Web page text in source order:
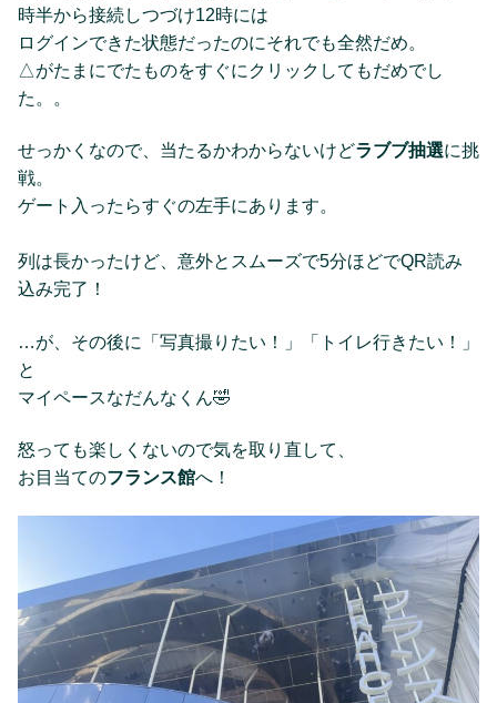
時半から接続しつづけ12時には
ログインできた状態だったのにそれでも全然だめ。
△がたまにでたものをすぐにクリックしてもだめでし
た。。
せっかくなので、当たるかわからないけどラブブ抽選に挑
戦。
ゲート入ったらすぐの左手にあります。
列は長かったけど、意外とスムーズで5分ほどでQR読み
込み完了！
…が、その後に「写真撮りたい！」「トイレ行きたい！」
と
マイペースなだんなくん🤣
怒っても楽しくないので気を取り直して、
お目当てのフランス館へ！